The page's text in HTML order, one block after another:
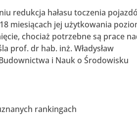
redukcja hałasu toczenia
miesiącach jej użytkowania
chociaż potrzebne są prace
prof. dr hab. inż. Władysław
i Nauk o Środowisku
rankingach